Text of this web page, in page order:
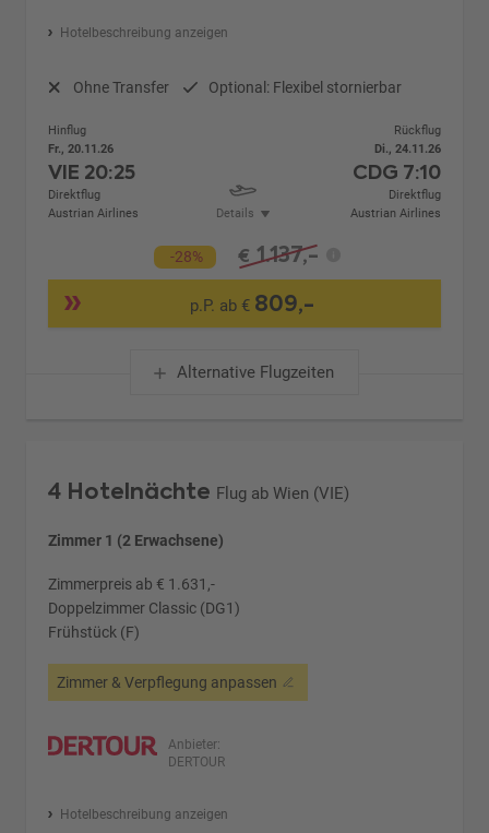
Hotelbeschreibung anzeigen
Ohne Transfer Optional: Flexibel stornierbar
Hinflug
Fr., 20.11.26
VIE 20:25
Direktflug
Austrian Airlines
Details
Rückflug
Di., 24.11.26
CDG 7:10
Direktflug
Austrian Airlines
-28% € 1.137,-
p.P. ab € 809,-
Alternative Flugzeiten
4 Hotelnächte Flug ab Wien (VIE)
Zimmer 1 (2 Erwachsene)
Zimmerpreis ab € 1.631,-
Doppelzimmer Classic (DG1)
Frühstück (F)
Zimmer & Verpflegung anpassen
Anbieter:
DERTOUR
Hotelbeschreibung anzeigen